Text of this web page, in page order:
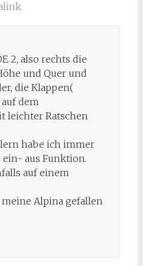
2, also rechts die
und Quer und
die Klappen(
dem
leichter Ratschen
habe ich immer
ein- aus Funktion.
auf einem
Alpina gefallen